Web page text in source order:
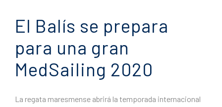
El Balís se prepara
para una gran
MedSailing 2020
La regata maresmense abrirá la temporada internacional